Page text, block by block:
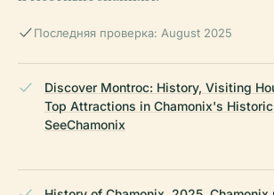
Последняя проверка: August 2025
Discover Montroc: History, Visiting
Top Attractions in Chamonix's
SeeChamonix